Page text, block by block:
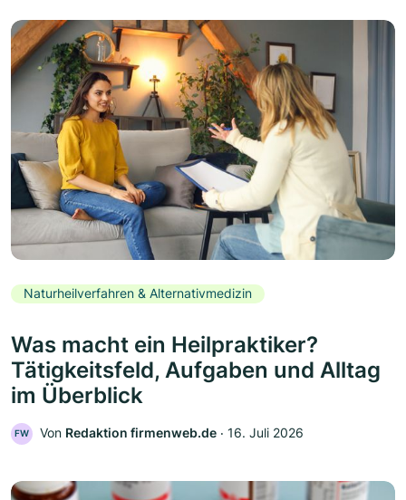
Naturheilverfahren & Alternativmedizin
Was macht ein Heilpraktiker?
Tätigkeitsfeld, Aufgaben und Alltag
im Überblick
FW Von Redaktion firmenweb.de ‧ 16. Juli 2026